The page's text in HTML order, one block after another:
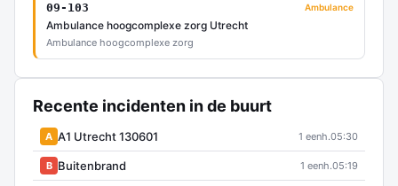
09-103 Ambulance
Ambulance hoogcomplexe zorg Utrecht
Ambulance hoogcomplexe zorg
Recente incidenten in de buurt
A A1 Utrecht 130601 1 eenh.05:30
B Buitenbrand 1 eenh.05:19